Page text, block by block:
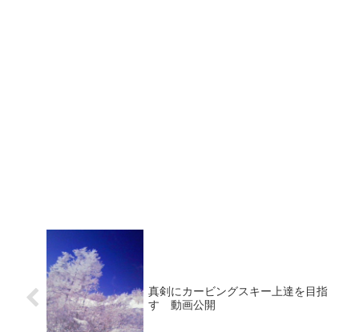
真剣にカービングスキー上達を目指
す 動画公開